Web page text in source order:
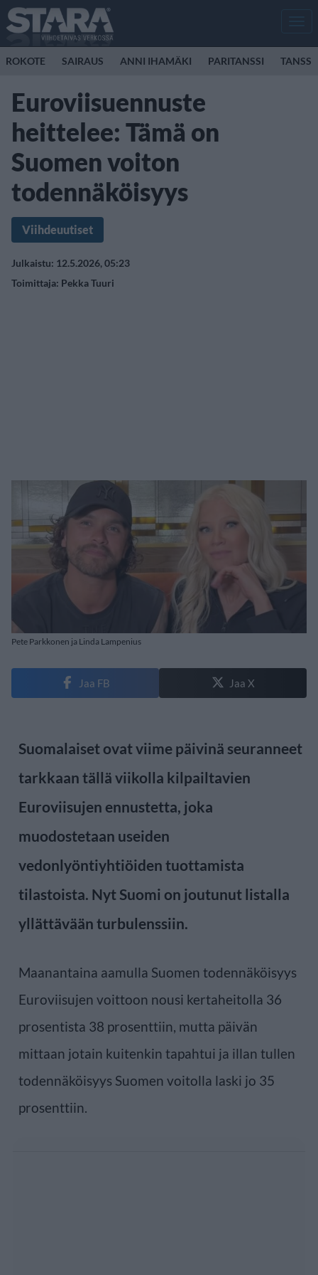
ROKOTE SAIRAUS ANNI IHAMÄKI PARITANSSI TANSSI
Euroviisuennuste
heittelee: Tämä on
Suomen voiton
todennäköisyys
Viihdeuutiset
Julkaistu: 12.5.2026, 05:23
Toimittaja: Pekka Tuuri
Pete Parkkonen ja Linda Lampenius
Jaa FB Jaa X
Suomalaiset ovat viime päivinä seuranneet
tarkkaan tällä viikolla kilpailtavien
Euroviisujen ennustetta, joka
muodostetaan useiden
vedonlyöntiyhtiöiden tuottamista
tilastoista. Nyt Suomi on joutunut listalla
yllättävään turbulenssiin.
Maanantaina aamulla Suomen todennäköisyys
Euroviisujen voittoon nousi kertaheitolla 36
prosentista 38 prosenttiin, mutta päivän
mittaan jotain kuitenkin tapahtui ja illan tullen
todennäköisyys Suomen voitolla laski jo 35
prosenttiin.